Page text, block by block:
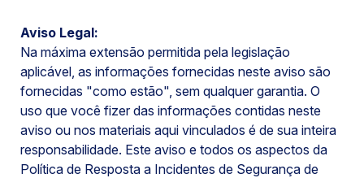
Aviso Legal:
Na máxima extensão permitida pela legislação
aplicável, as informações fornecidas neste aviso são
fornecidas "como estão", sem qualquer garantia. O
uso que você fizer das informações contidas neste
aviso ou nos materiais aqui vinculados é de sua inteira
responsabilidade. Este aviso e todos os aspectos da
Política de Resposta a Incidentes de Segurança de